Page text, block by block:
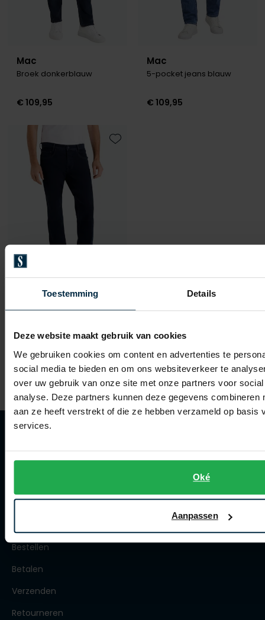
Toestemming Details
Deze website maakt gebruik van cookies
We gebruiken cookies om content en advertenties te
social media te bieden en om ons websiteverkeer te
over uw gebruik van onze site met onze partners voor
analyse. Deze partners kunnen deze gegevens combineren
aan ze heeft verstrekt of die ze hebben verzameld op basis
services.
Oké
Aanpassen
Mac
Broek donkerblauw
€ 109,95
Mac
5-pocket jeans blauw
€ 109,95
Jeans donkerblauw Arne
€ 99,95
Klantenservice
Bestellen
Betalen
Verzenden
Retourneren